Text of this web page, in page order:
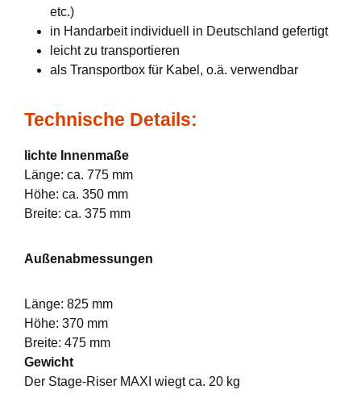
etc.)
in Handarbeit individuell in Deutschland gefertigt
leicht zu transportieren
als Transportbox für Kabel, o.ä. verwendbar
Technische Details:
lichte Innenmaße
Länge: ca. 775 mm
Höhe: ca. 350 mm
Breite: ca. 375 mm
Außenabmessungen
Länge: 825 mm
Höhe: 370 mm
Breite: 475 mm
Gewicht
Der Stage-Riser MAXI wiegt ca. 20 kg